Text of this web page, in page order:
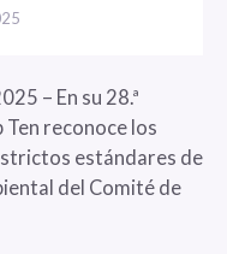
– En su 28.ª
reconoce los
estándares de
del Comité de